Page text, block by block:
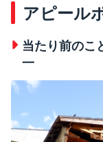
アピール
当たり前の
一